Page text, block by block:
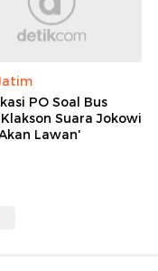
PO Soal Bus
Suara Jokowi
Lawan'